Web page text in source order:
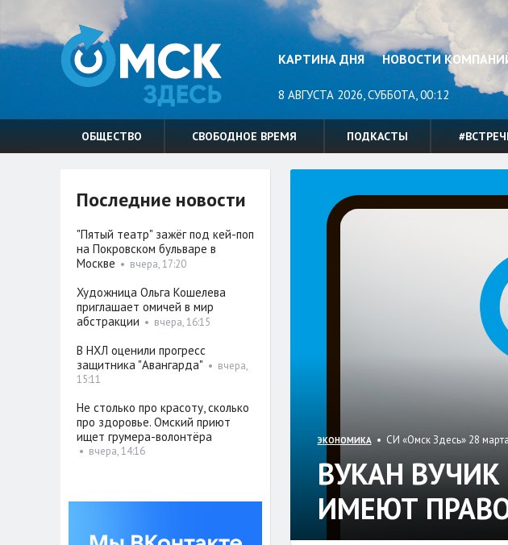
КАРТИНА ДНЯ НОВОСТИ
8 АВГУСТА 2026, СУББОТА, 00:12
ОБЩЕСТВО СВОБОДНОЕ ВРЕМЯ ПОДКАСТЫ
ЭКОНОМИКА• СИ «Омск Здесь» 28
ВУКАН
ИМЕЮТ
Последние новости
"Пятый театр" зажёг под кей-поп
на Покровском бульваре в
Москве • вчера, 17:20
Художница Ольга Кошелева
приглашает омичей в мир
абстракции • вчера, 16:15
В НХЛ оценили прогресс
защитника "Авангарда" • вчера,
15:11
Не столько про красоту, сколько
про здоровье. Омский приют
ищет грумера-волонтёра
• вчера, 14:16